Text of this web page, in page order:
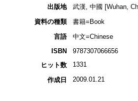
出版地
武漢, 中國 [Wuhan,
資料の種類
書籍=Book
言語
中文=Chinese
ISBN
9787307066656
ヒット数
1331
作成日 2009.01.21